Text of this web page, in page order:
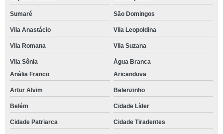
Sumaré São Domingos
Vila Anastácio Vila Leopoldina
Vila Romana Vila Suzana
Vila Sônia
Água Branca
Anália Franco
Aricanduva
Artur Alvim Belenzinho
Belém Cidade Líder
Cidade Patriarca Cidade Tiradentes